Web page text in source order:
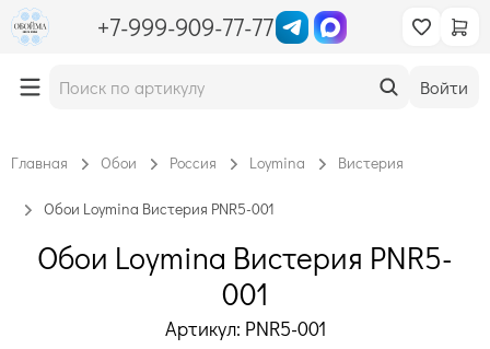
+7-999-909-77-77
Войти
Главная Обои Россия Loymina Вистерия
Обои Loymina Вистерия PNR5-001
Обои Loymina Вистерия PNR5-
001
Артикул: PNR5-001